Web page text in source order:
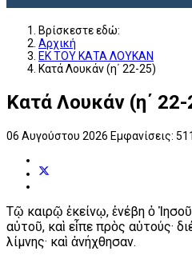
Βρίσκεστε εδώ:
Αρχική
ΕΚ ΤΟΥ ΚΑΤΑ ΛΟΥΚΑΝ
Κατά Λουκάν (η΄ 22-25)
Κατά Λουκάν (η΄
06 Αυγούστου 2026 Εμφανίσεις: 511
Τῷ καιρῷ ἐκείνῳ, ἐνέβη ὁ
αὐτοῦ, καὶ εἶπε πρὸς αὐτούς·
λίμνης· καὶ ἀνήχθησαν.